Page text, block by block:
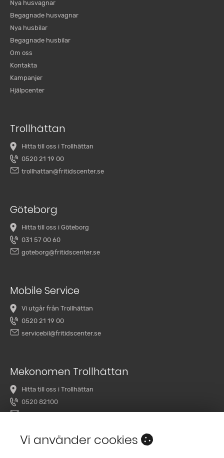
Nya husvagnar
Begagnade husvagnar
Nya husbilar
Begagnade husbilar
Om oss
Kontakta
Kampanjer
Hjälpcenter
Trollhättan
Hitta till oss i Trollhättan
0520 21 19 00
trollhattan@fritidscenter.se
Göteborg
Hitta till oss i Göteborg
031 57 00 60
goteborg@fritidscenter.se
Mobile Service
Vi utgår från Trollhättan
0520 21 19 00
servicebil@fritidscenter.se
Mekonomen Trollhättan
Hitta till oss i Trollhättan
0520 82100
overby@mekonomenbilverkstad.se
Vi använder cookies